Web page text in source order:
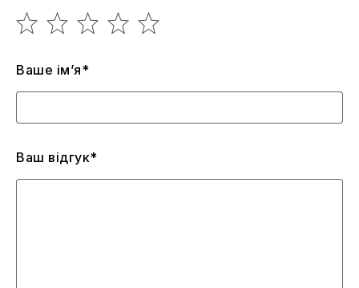
Ваше ім’я*
Ваш відгук*